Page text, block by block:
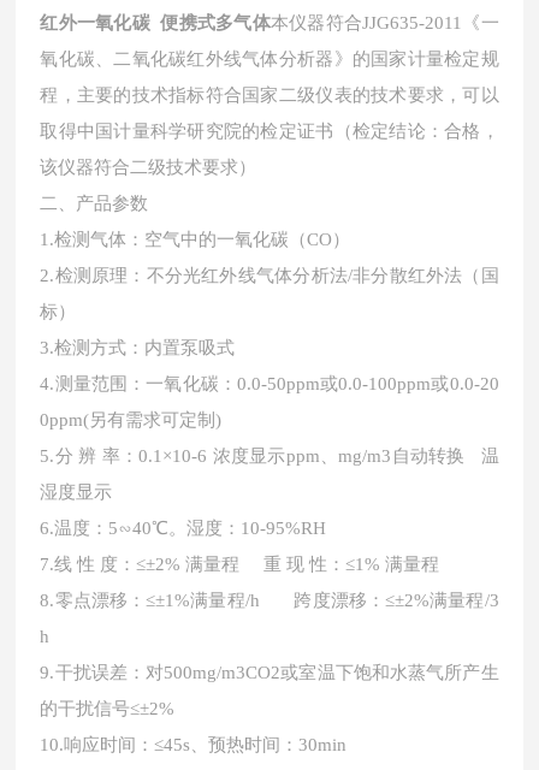
红外一氧化碳 便携式多气体本仪器符合JJG635-2011《一
氧化碳、二氧化碳红外线气体分析器》的国家计量检定规
程，主要的技术指标符合国家二级仪表的技术要求，可以
取得中国计量科学研究院的检定证书（检定结论：合格，
该仪器符合二级技术要求）
二、 产品参数
1.检测气体：空气中的一氧化碳（CO）
2.检测原理：不分光红外线气体分析法/非分散红外法（国
标）
3.检测方式：内置泵吸式
4.测量范围：一氧化碳：0.0-50ppm或0.0-100ppm或0.0-20
0ppm(另有需求可定制)
5.分 辨 率：0.1×10-6 浓度显示ppm、mg/m3自动转换 温
湿度显示
6.温度：5∽40℃。湿度 ： 10-95%RH
7.线 性 度：≤±2% 满量程 重 现 性：≤1% 满量程
8.零点漂移：≤±1%满量程/h 跨度漂移：≤±2%满量程/3
h
9.干扰误差：对500mg/m3CO2或室温下饱和水蒸气所产生
的干扰信号≤±2%
10.响应时间：≤45s、预热时间：30min